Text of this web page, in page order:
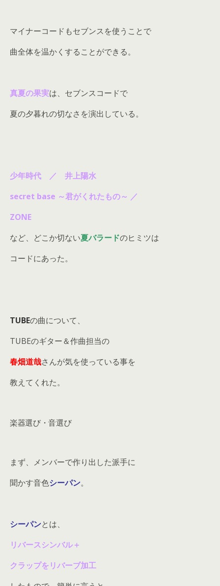
マイナーコードもセブンスを使うことで
曲全体を温かくすることができる。
真夏の果実は、セブンスコードで
夏の夕暮れの切なさを演出している。
少年時代 ／ 井上陽水
secret base ～君がくれたもの～ ／
ZONE
など、どこか切ない夏バラードのヒミツは
コードにあった。
TUBEの曲について、
TUBEのギター＆作曲担当の
春畑道哉さんが気を使っている事を
教えてくれた。
楽器選び・音選び
まず、メンバーで作り出した派手に
聞かす音色シーパン。
シーパンとは、
リバースシンバル＋
クラップをリバーブ加工